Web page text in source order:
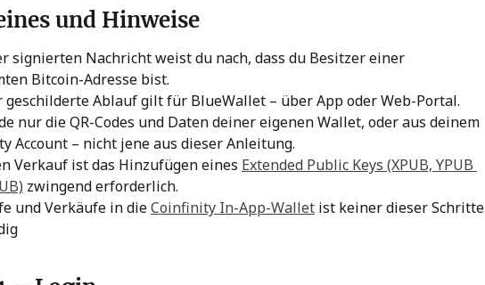
und Hinweise
signierten Nachricht weist du nach, dass du Besitzer einer
Bitcoin-Adresse bist.
geschilderte Ablauf gilt für BlueWallet – über App oder Web-Portal.
nur die QR-Codes und Daten deiner eigenen Wallet, oder aus deinem
Account – nicht jene aus dieser Anleitung.
Verkauf ist das Hinzufügen eines Extended Public Keys (XPUB, YPUB
zwingend erforderlich.
und Verkäufe in die Coinfinity In-App-Wallet ist keiner dieser Schritte